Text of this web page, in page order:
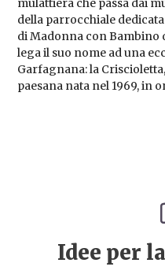
mulattiera che passa dai
della parrocchiale
di Madonna con Bambino
lega il suo nome ad una
Garfagnana: la
paesana nata nel 1969, in
Idee per